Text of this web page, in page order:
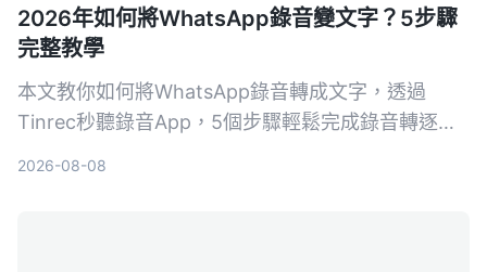
2026年如何將WhatsApp錄音變文字？5步驟
完整教學
本文教你如何將WhatsApp錄音轉成文字，透過
Tinrec秒聽錄音App，5個步驟輕鬆完成錄音轉逐字
2026-08-08